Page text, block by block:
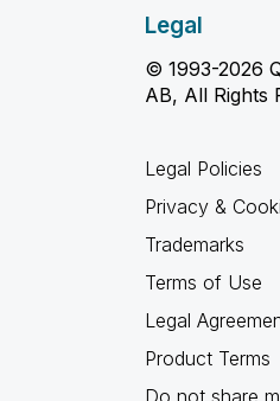
Legal
© 1993-2026
AB, All Rights
Legal Policies
Privacy &
Trademarks
Terms of Use
Legal
Product Terms
Do not share